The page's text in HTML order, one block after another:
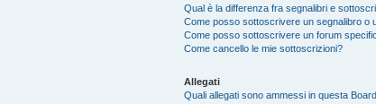
Qual è la differenza fra segnalibri e
Come posso sottoscrivere un segnalibro o
Come posso sottoscrivere un forum
Come cancello le mie sottoscrizioni?
Allegati
Quali allegati sono ammessi in questa